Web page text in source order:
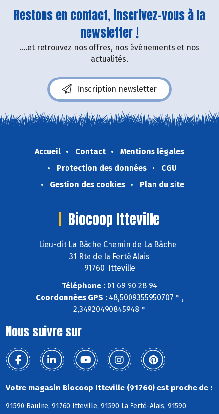
Restons en contact, inscrivez-vous à la
newsletter !
....et retrouvez nos offres, nos événements et nos
actualités.
Inscription newsletter
Accueil Contact
Mentions légales
Protection des données
CGU
Gestion des cookies
Plan du site
Biocoop Itteville
Lieu-dit La Bâche Chemin de La Bâche
31 Rte de la Ferté Alais
91760 Itteville
Téléphone : 01 69 90 28 94
Coordonnées GPS :48,5009355950707 ° ,
2,34920490845948 °
Nous suivre sur
Votre magasin Biocoop Itteville (91760) est proche de :
91590 Baulne, 91760 Itteville, 91590 La Ferté-Alais, 91590